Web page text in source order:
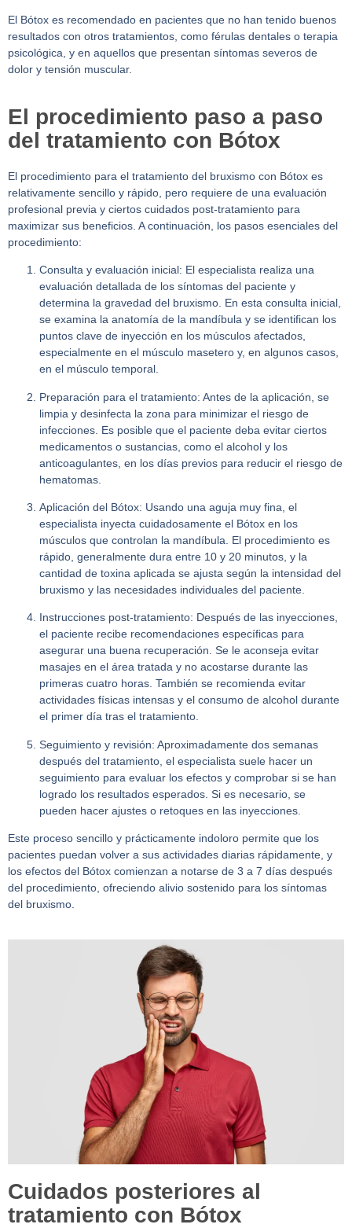
El Bótox es recomendado en pacientes que no han tenido buenos
resultados con otros tratamientos, como férulas dentales o terapia
psicológica, y en aquellos que presentan síntomas severos de
dolor y tensión muscular.
El procedimiento paso a paso
del tratamiento con Bótox
El procedimiento para el tratamiento del bruxismo con Bótox es
relativamente sencillo y rápido, pero requiere de una evaluación
profesional previa y ciertos cuidados post-tratamiento para
maximizar sus beneficios. A continuación, los pasos esenciales del
procedimiento:
Consulta y evaluación inicial: El especialista realiza una
evaluación detallada de los síntomas del paciente y
determina la gravedad del bruxismo. En esta consulta inicial,
se examina la anatomía de la mandíbula y se identifican los
puntos clave de inyección en los músculos afectados,
especialmente en el músculo masetero y, en algunos casos,
en el músculo temporal.
Preparación para el tratamiento: Antes de la aplicación, se
limpia y desinfecta la zona para minimizar el riesgo de
infecciones. Es posible que el paciente deba evitar ciertos
medicamentos o sustancias, como el alcohol y los
anticoagulantes, en los días previos para reducir el riesgo de
hematomas.
Aplicación del Bótox: Usando una aguja muy fina, el
especialista inyecta cuidadosamente el Bótox en los
músculos que controlan la mandíbula. El procedimiento es
rápido, generalmente dura entre 10 y 20 minutos, y la
cantidad de toxina aplicada se ajusta según la intensidad del
bruxismo y las necesidades individuales del paciente.
Instrucciones post-tratamiento: Después de las inyecciones,
el paciente recibe recomendaciones específicas para
asegurar una buena recuperación. Se le aconseja evitar
masajes en el área tratada y no acostarse durante las
primeras cuatro horas. También se recomienda evitar
actividades físicas intensas y el consumo de alcohol durante
el primer día tras el tratamiento.
Seguimiento y revisión: Aproximadamente dos semanas
después del tratamiento, el especialista suele hacer un
seguimiento para evaluar los efectos y comprobar si se han
logrado los resultados esperados. Si es necesario, se
pueden hacer ajustes o retoques en las inyecciones.
Este proceso sencillo y prácticamente indoloro permite que los
pacientes puedan volver a sus actividades diarias rápidamente, y
los efectos del Bótox comienzan a notarse de 3 a 7 días después
del procedimiento, ofreciendo alivio sostenido para los síntomas
del bruxismo.
Cuidados posteriores al
tratamiento con Bótox